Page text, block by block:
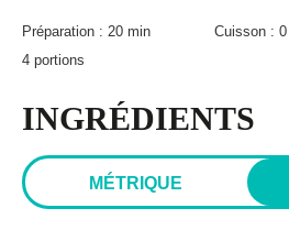
Préparation : 20 min Cuisson :
4 portions
INGRÉDIENTS
MÉTRIQUE
Paméla Rousseau
Infolettre